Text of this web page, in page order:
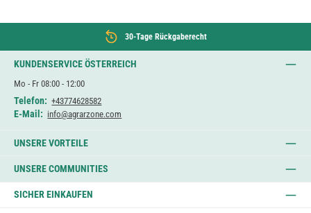
30-Tage Rückgaberecht
KUNDENSERVICE ÖSTERREICH
Mo - Fr 08:00 - 12:00
Telefon: +43774628582
E-Mail: info@agrarzone.com
UNSERE VORTEILE
UNSERE COMMUNITIES
SICHER EINKAUFEN